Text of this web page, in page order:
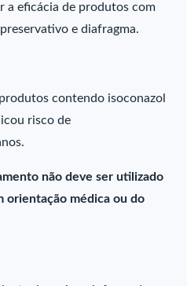
a eficácia de produtos com
e diafragma.
contendo isoconazol
risco de
não deve ser utilizado
orientação médica ou do